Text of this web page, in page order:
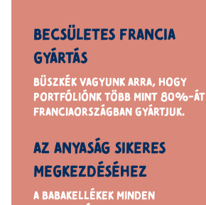
BECSÜLETES FRANCIA
GYÁRTÁS
BÜSZKÉK VAGYUNK ARRA, HOGY
PORTFÓLIÓNK TÖBB MINT 80%-ÁT
FRANCIAORSZÁGBAN GYÁRTJUK.
AZ ANYASÁG SIKERES
MEGKEZDÉSÉHEZ
A BABAKELLÉKEK MINDEN